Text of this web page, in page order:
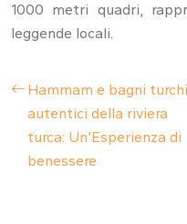
1000 metri quadri,
leggende locali.
Hammam e bagni turchi
autentici della riviera
turca: Un’Esperienza di
benessere